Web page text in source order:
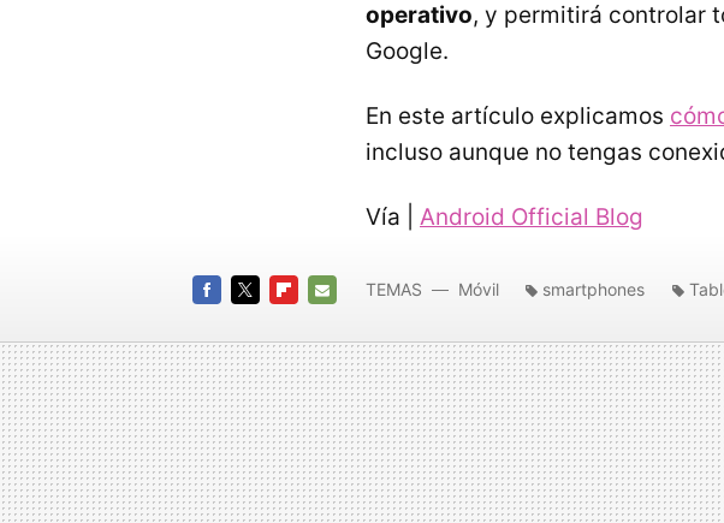
operativo, y permitirá controlar
Google.
En este artículo explicamos
incluso aunque no tengas
Vía | Android Official Blog
MAIL
TEMAS Móvil smartphones